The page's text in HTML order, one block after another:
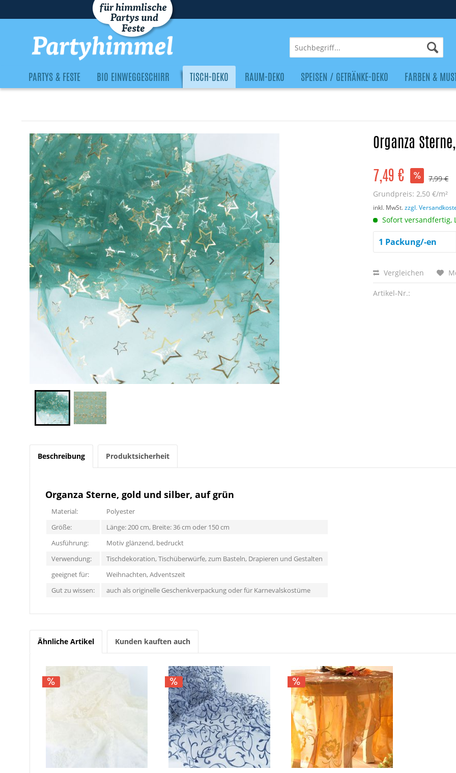
PARTYS & FESTE BIO EINWEGGESCHIRR TISCH-DEKO RAUM-DEKO SPEISEN / GETRÄNKE-DEKO FARBEN &
Organza
7,49 €
7,99 €
Grundpreis: 2,50 €/m²
inkl. MwSt.zzgl.
Sofort versandfertig,
Vergleichen
Artikel-Nr.:
Beschreibung Produktsicherheit
Organza Sterne, gold und silber, auf grün
Material:
Polyester
Größe:
Länge: 200 cm, Breite: 36 cm oder 150 cm
Ausführung:
Motiv glänzend, bedruckt
Verwendung:
Tischdekoration, Tischüberwürfe, zum Basteln, Drapieren und Gestalten
geeignet für:
Weihnachten, Adventszeit
Gut zu wissen:
auch als originelle Geschenkverpackung oder für Karnevalskostüme
Ähnliche Artikel Kunden kauften auch